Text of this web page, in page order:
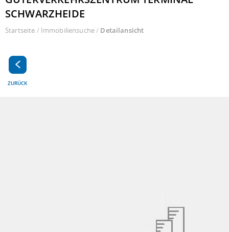
SCHWARZHEIDE
Startseite / Immobiliensuche/ Detailansicht
ZURÜCK